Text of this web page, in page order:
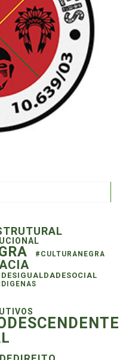
#CULTURANEGRA